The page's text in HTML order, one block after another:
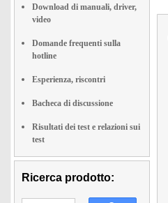
Download di manuali, driver,
video
Domande frequenti sulla
hotline
Esperienza, riscontri
Bacheca di discussione
Risultati dei test e relazioni sui
test
Ricerca prodotto: